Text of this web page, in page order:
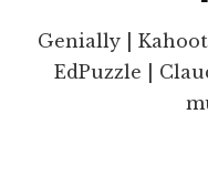
Genially |
EdPuzzle |